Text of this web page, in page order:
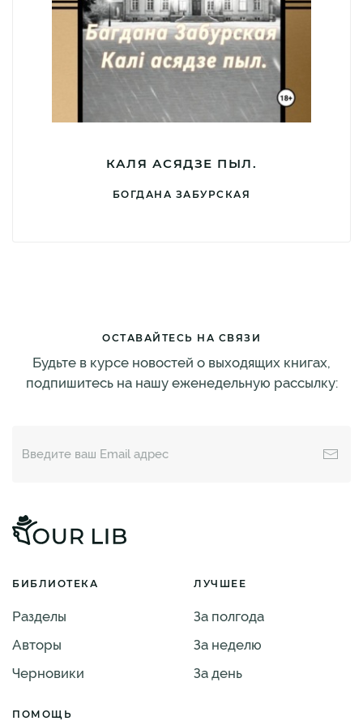
КАЛЯ АСЯДЗЕ ПЫЛ.
БОГДАНА ЗАБУРСКАЯ
ОСТАВАЙТЕСЬ НА СВЯЗИ
Будьте в курсе новостей о выходящих книгах,
подпишитесь на нашу еженедельную рассылку:
БИБЛИОТЕКА
Разделы
Авторы
Черновики
ЛУЧШЕЕ
За полгода
За неделю
За день
ПОМОЩЬ